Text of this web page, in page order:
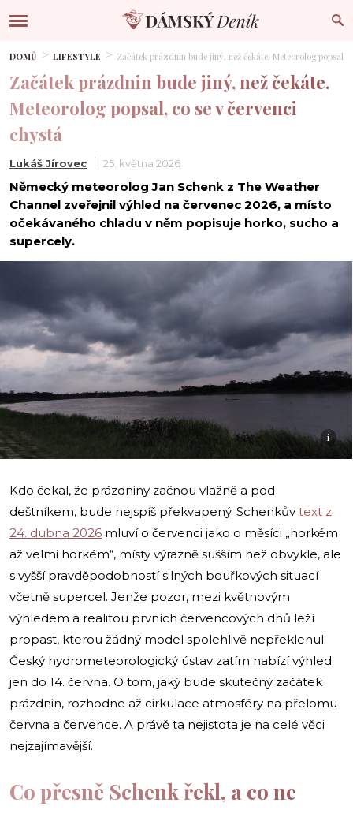
DOMŮ LIFESTYLE Začátek prázdnin bude jiný, než čekáte. Meteorolog popsal,
Začátek prázdnin bude jiný, než čekáte.
Meteorolog popsal, co se v červenci
chystá
Lukáš Jírovec 25. května 2026
Německý meteorolog Jan Schenk z The Weather
Channel zveřejnil výhled na červenec 2026, a místo
očekávaného chladu v něm popisuje horko, sucho a
supercely.
i
Kdo čekal, že prázdniny začnou vlažně a pod
deštníkem, bude nejspíš překvapený. Schenkův text z
24. dubna 2026 mluví o červenci jako o měsíci „horkém
až velmi horkém“, místy výrazně sušším než obvykle, ale
s vyšší pravděpodobností silných bouřkových situací
včetně supercel. Jenže pozor, mezi květnovým
výhledem a realitou prvních červencových dnů leží
propast, kterou žádný model spolehlivě nepřeklenul.
Český hydrometeorologický ústav zatím nabízí výhled
jen do 14. června. O tom, jaký bude skutečný začátek
prázdnin, rozhodne až cirkulace atmosféry na přelomu
června a července. A právě ta nejistota je na celé věci
nejzajímavější.
Co přesně Schenk řekl, a co ne